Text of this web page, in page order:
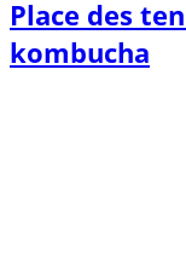
Place des
kombucha